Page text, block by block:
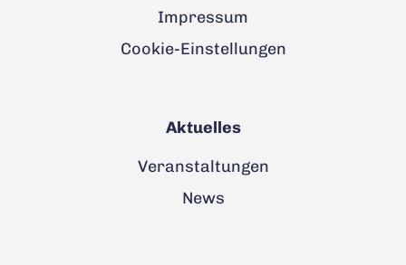
Impressum
Cookie-Einstellungen
Aktuelles
Veranstaltungen
News